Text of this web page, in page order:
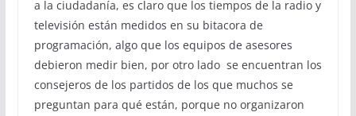
a la ciudadanía, es claro que los tiempos de la radio y
televisión están medidos en su bitacora de
programación, algo que los equipos de asesores
debieron medir bien, por otro lado se encuentran los
consejeros de los partidos de los que muchos se
preguntan para qué están, porque no organizaron